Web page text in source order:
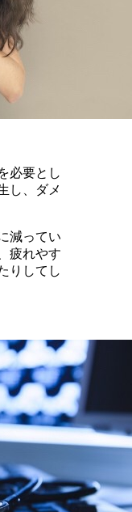
必要とし
し、ダメ
減ってい
疲れやす
りしてし